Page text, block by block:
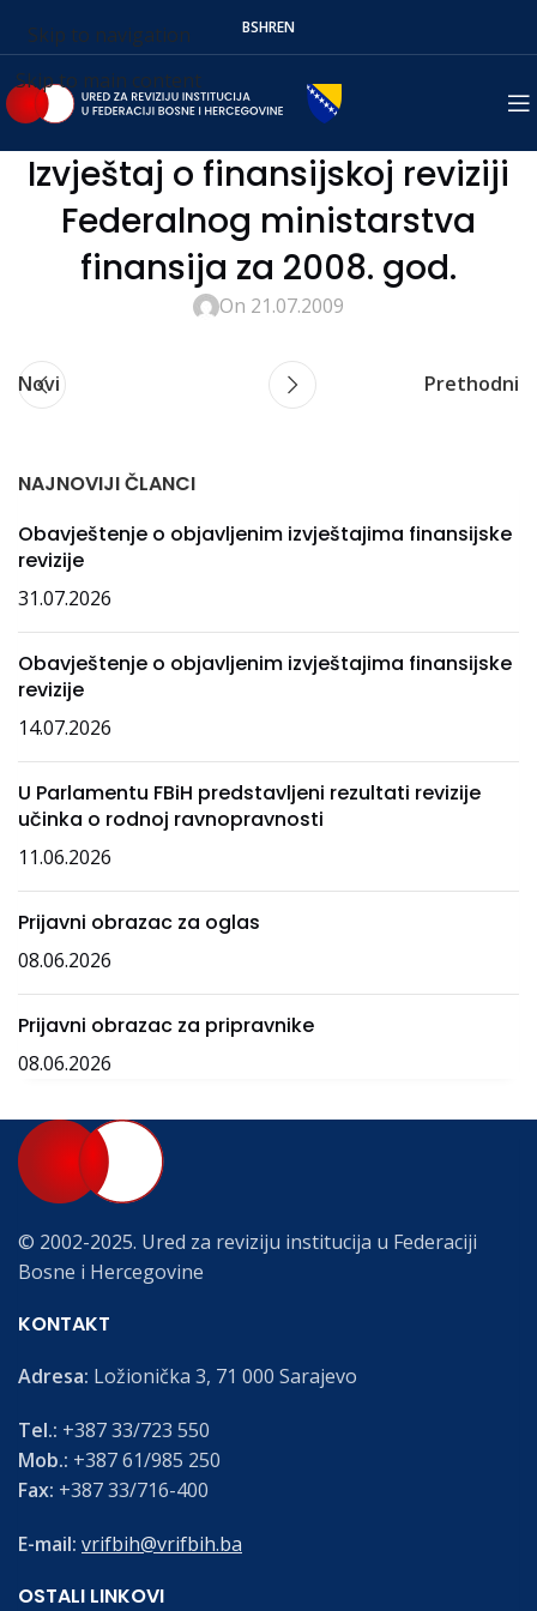
Skip to navigation
Skip to main content
BSHREN
Izvještaj o finansijskoj reviziji
Federalnog ministarstva
finansija za 2008. god.
On 21.07.2009
Novi Prethodni
NAJNOVIJI ČLANCI
Obavještenje o objavljenim izvještajima finansijske
revizije
31.07.2026
Obavještenje o objavljenim izvještajima finansijske
revizije
14.07.2026
U Parlamentu FBiH predstavljeni rezultati revizije
učinka o rodnoj ravnopravnosti
11.06.2026
Prijavni obrazac za oglas
08.06.2026
Prijavni obrazac za pripravnike
08.06.2026
© 2002-2025. Ured za reviziju institucija u Federaciji
Bosne i Hercegovine
KONTAKT
Adresa: Ložionička 3, 71 000 Sarajevo
Tel.: +387 33/723 550
Mob.: +387 61/985 250
Fax: +387 33/716-400
E-mail: vrifbih@vrifbih.ba
OSTALI LINKOVI